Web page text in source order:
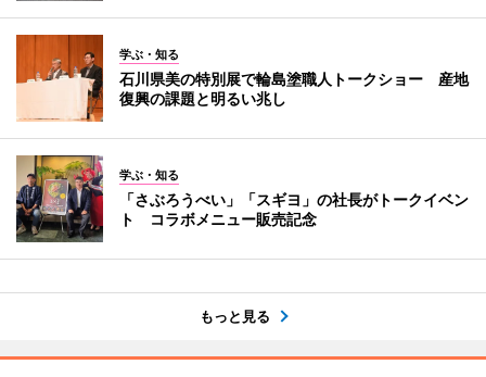
学ぶ・知る
石川県美の特別展で輪島塗職人トークショー 産地
復興の課題と明るい兆し
学ぶ・知る
「さぶろうべい」「スギヨ」の社長がトークイベン
ト コラボメニュー販売記念
もっと見る